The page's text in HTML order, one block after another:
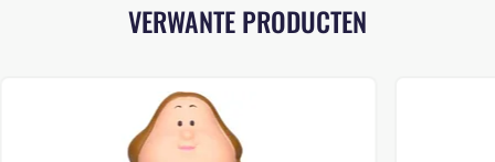
VERWANTE PRODUCTEN